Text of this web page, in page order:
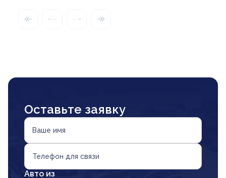
Оставьте заявку
Ваше имя
Телефон для связи
Авто из